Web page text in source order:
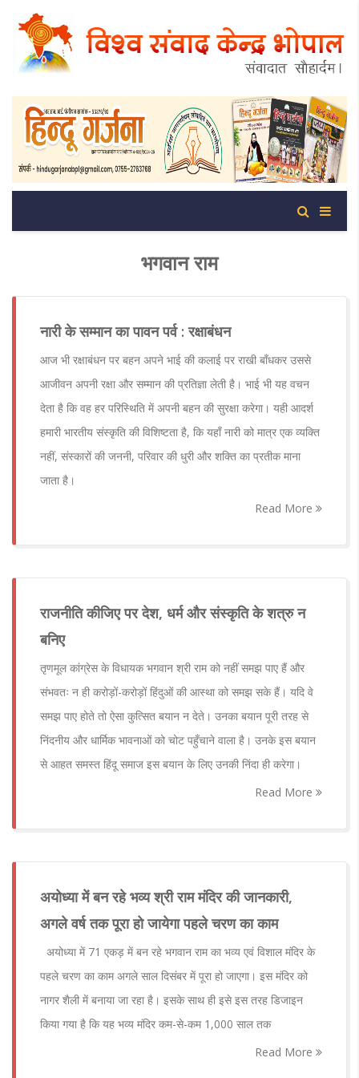
भगवान राम
नारी के सम्मान का पावन पर्व : रक्षाबंधन
आज भी रक्षाबंधन पर बहन अपने भाई की कलाई पर राखी बाँधकर उससे
आजीवन अपनी रक्षा और सम्मान की प्रतिज्ञा लेती है। भाई भी यह वचन
देता है कि वह हर परिस्थिति में अपनी बहन की सुरक्षा करेगा। यही आदर्श
हमारी भारतीय संस्कृति की विशिष्टता है, कि यहाँ नारी को मात्र एक व्यक्ति
नहीं, संस्कारों की जननी, परिवार की धुरी और शक्ति का प्रतीक माना
जाता है।
Read More
राजनीति कीजिए पर देश, धर्म और संस्कृति के शत्रु न
बनिए
तृणमूल कांग्रेस के विधायक भगवान श्री राम को नहीं समझ पाए हैं और
संभवतः न ही करोड़ों-करोड़ों हिंदुओं की आस्था को समझ सके हैं। यदि वे
समझ पाए होते तो ऐसा कुत्सित बयान न देते। उनका बयान पूरी तरह से
निंदनीय और धार्मिक भावनाओं को चोट पहुँचाने वाला है। उनके इस बयान
से आहत समस्त हिंदू समाज इस बयान के लिए उनकी निंदा ही करेगा।
Read More
अयोध्या में बन रहे भव्य श्री राम मंदिर की जानकारी,
अगले वर्ष तक पूरा हो जायेगा पहले चरण का काम
अयोध्या में 71 एकड़ में बन रहे भगवान राम का भव्य एवं विशाल मंदिर के
पहले चरण का काम अगले साल दिसंबर में पूरा हो जाएगा। इस मंदिर को
नागर शैली में बनाया जा रहा है। इसके साथ ही इसे इस तरह डिजाइन
किया गया है कि यह भव्य मंदिर कम-से-कम 1,000 साल तक
Read More